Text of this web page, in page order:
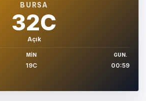
BURSA
32C
Açık
MIN
19C
GUN.
00:59